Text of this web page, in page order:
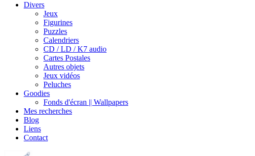
Divers
Jeux
Figurines
Puzzles
Calendriers
CD / LD / K7 audio
Cartes Postales
Autres objets
Jeux vidéos
Peluches
Goodies
Fonds d'écran || Wallpapers
Mes recherches
Blog
Liens
Contact